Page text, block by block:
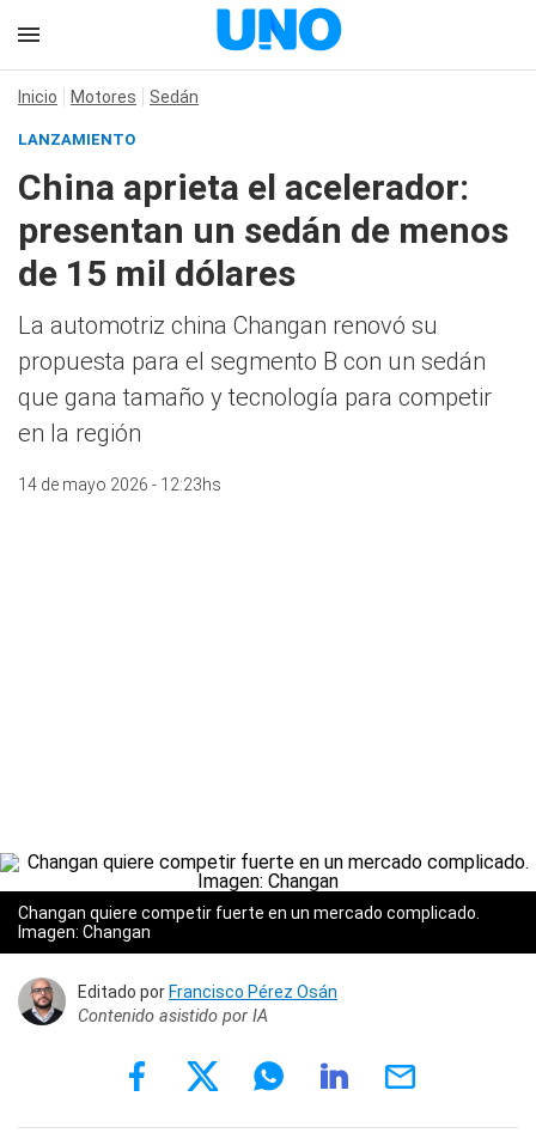
Inicio Motores Sedán
LANZAMIENTO
China aprieta el acelerador:
presentan un sedán de menos
de 15 mil dólares
La automotriz china Changan renovó su
propuesta para el segmento B con un sedán
que gana tamaño y tecnología para competir
en la región
14 de mayo 2026 - 12:23hs
Changan quiere competir fuerte en un mercado complicado.
Imagen: Changan
Editado porFrancisco Pérez Osán
Contenido asistido por IA